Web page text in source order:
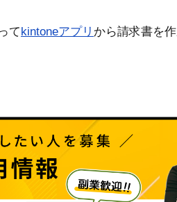
て kintoneアプリ から請求書を